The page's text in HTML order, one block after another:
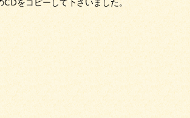
をコピーして下さいました。